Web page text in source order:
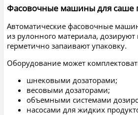
Фасовочные машины для саше
Автоматические фасовочные
из рулонного материала, дозируют
герметично запаивают упаковку.
Оборудование может
шнековыми дозаторами;
весовыми дозаторами;
объемными системами
насосами для жидких